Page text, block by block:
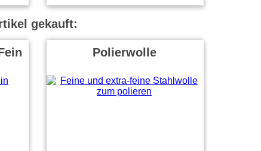
gekauft:
Polierwolle